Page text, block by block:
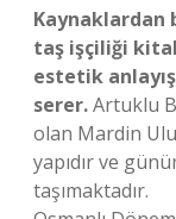
taş işçiliği
estetik
serer.Artuklu
olan Mardin
yapıdır ve
taşımaktadır.